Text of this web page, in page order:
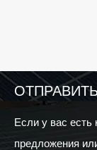
Если у вас есть
предложения